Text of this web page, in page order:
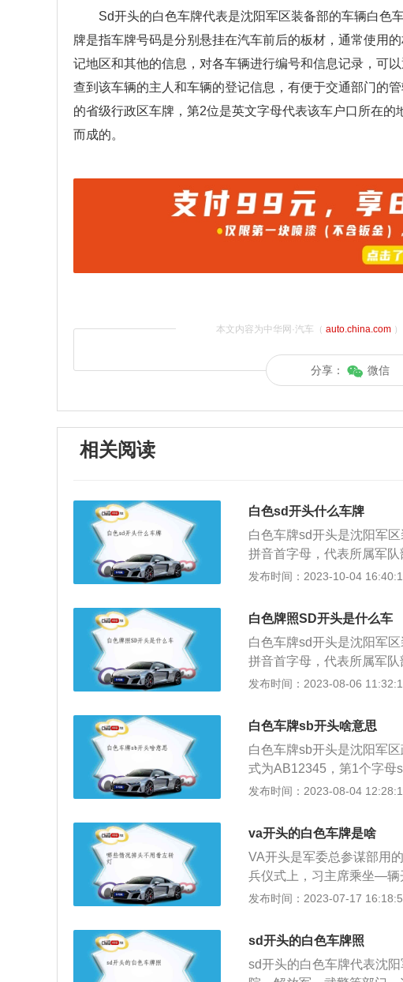
Sd开头的白色车牌代表是沈阳军区装备部的车辆白色
牌是指车牌号码是分别悬挂在汽车前后的板材，通常使用
记地区和其他的信息，对各车辆进行编号和信息记录，可
查到该车辆的主人和车辆的登记信息，有便于交通部门的
的省级行政区车牌，第2位是英文字母代表该车户口所在
而成的。
本文内容为中华网·汽车（ auto.china.com）
分享： 微信
相关阅读
白色sd开头什么车牌
白色车牌sd开头是沈阳军
拼音首字母，代表所属军
中央军委使用V、南京军区
色对应车型简介：1、蓝色
最为常见的车牌。2、黄色
的轿车也要上黄牌，如加
武警等特殊部门的车牌（
车牌，以及领事馆的车辆。
发布时间：2023-10-04
白色牌照SD开头是什么车
白色车牌sd开头是沈阳军
拼音首字母，代表所属军
中央军委使用V、南京军区
色对应车型为：1、蓝色车
大货车、挂车等大型车的
4、黑色车牌是广东地区发
车，圆点后的字母“D”代表
字、字母、数字等组成。
发布时间：2023-08-06
白色车牌sb开头啥意思
白色车牌sb开头是沈阳军
式为AB12345，第1个字母
色车牌的是军队的车。第
（原济）：济南军区。S
广）：广州军区。C（原
B――政治部；C――后勤
区、卫戍区；L――机动
――战略导弹部队；Y――野
子的登记号码、登记地区
记，其主要作用是通过车
辆的主人以及该车辆的登记
发布时间：2023-08-04
va开头的白色车牌是啥
VA开头是军委总参谋部用
兵仪式上，习主席乘坐—辆
中国军队的尊严，是保卫
而英俊。主席视察时，战
部门，司法部门，检察院
代表着这些部门的清正廉
发布时间：2023-07-17
sd开头的白色车牌照
sd开头的白色车牌代表沈